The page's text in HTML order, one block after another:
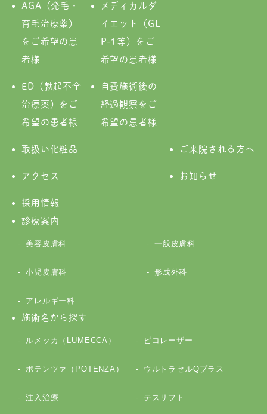
AGA（発毛・
育毛治療薬）
をご希望の患
者様
メディカルダ
イエット（GL
P-1等）をご
希望の患者様
ED（勃起不全
治療薬）をご
希望の患者様
自費施術後の
経過観察をご
希望の患者様
取扱い化粧品 ご来院される方へ
アクセス お知らせ
採用情報
診療案内
美容皮膚科 一般皮膚科
小児皮膚科 形成外科
アレルギー科
施術名から探す
ルメッカ（LUMECCA） ピコレーザー
ポテンツァ（POTENZA） ウルトラセルQプラス
注入治療 テスリフト